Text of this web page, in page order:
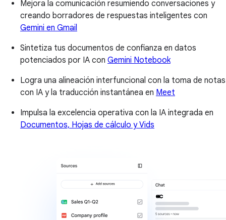
Mejora la comunicación resumiendo conversaciones y
creando borradores de respuestas inteligentes con
Gemini en Gmail
Sintetiza tus documentos de confianza en datos
potenciados por IA con Gemini Notebook
Logra una alineación interfuncional con la toma de notas
con IA y la traducción instantánea en Meet
Impulsa la excelencia operativa con la IA integrada en
Documentos, Hojas de cálculo y Vids